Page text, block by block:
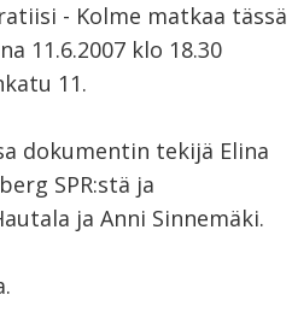
- Kolme matkaa tässä
11.6.2007 klo 18.30
11.
dokumentin tekijä Elina
SPR:stä ja
ja Anni Sinnemäki.